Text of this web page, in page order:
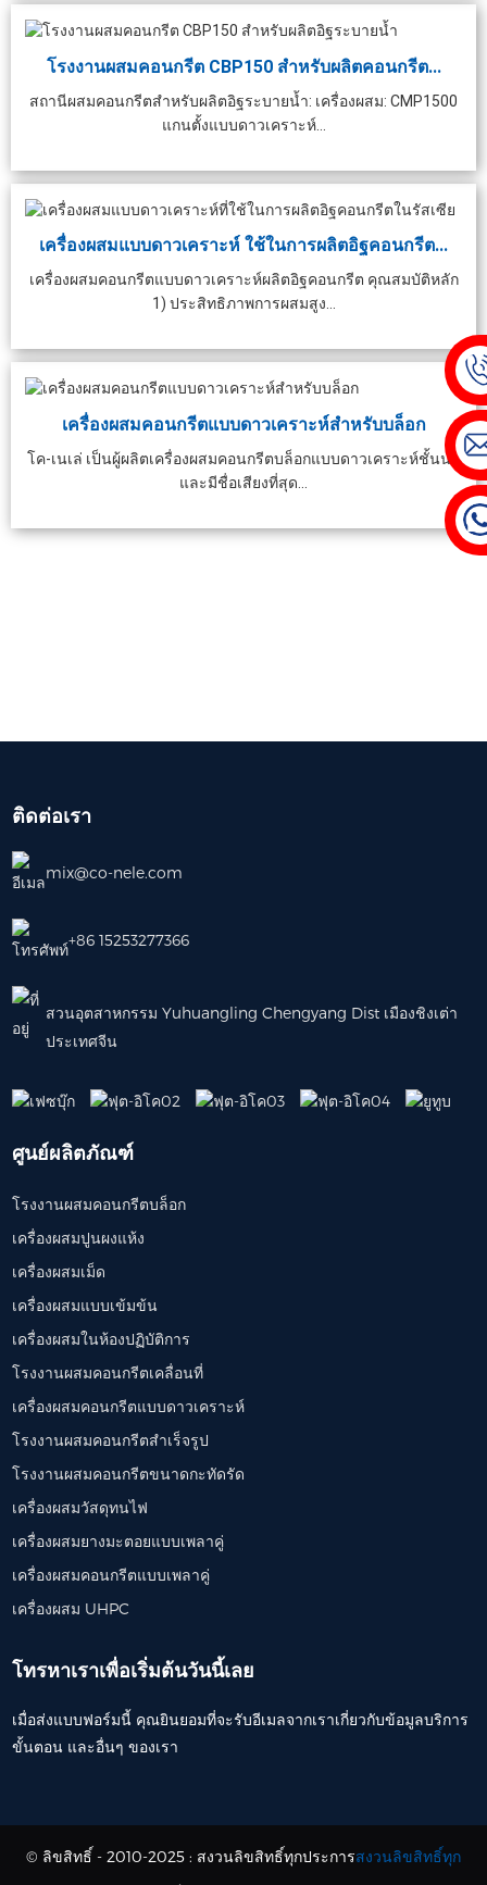
โรงงานผสมคอนกรีต CBP150 สำหรับผลิตคอนกรีต...
สถานีผสมคอนกรีตสำหรับผลิตอิฐระบายน้ำ: เครื่องผสม: CMP1500
แกนตั้งแบบดาวเคราะห์...
เครื่องผสมแบบดาวเคราะห์ ใช้ในการผลิตอิฐคอนกรีต...
เครื่องผสมคอนกรีตแบบดาวเคราะห์ผลิตอิฐคอนกรีต คุณสมบัติหลัก
1) ประสิทธิภาพการผสมสูง...
เครื่องผสมคอนกรีตแบบดาวเคราะห์สำหรับบล็อก
โค-เนเล่ เป็นผู้ผลิตเครื่องผสมคอนกรีตบล็อกแบบดาวเคราะห์ชั้นนำ
และมีชื่อเสียงที่สุด...
ติดต่อเรา
mix@co-nele.com
+86 15253277366
สวนอุตสาหกรรม Yuhuangling Chengyang Dist เมืองชิงเต่า
ประเทศจีน
ศูนย์ผลิตภัณฑ์
โรงงานผสมคอนกรีตบล็อก
เครื่องผสมปูนผงแห้ง
เครื่องผสมเม็ด
เครื่องผสมแบบเข้มข้น
เครื่องผสมในห้องปฏิบัติการ
โรงงานผสมคอนกรีตเคลื่อนที่
เครื่องผสมคอนกรีตแบบดาวเคราะห์
โรงงานผสมคอนกรีตสำเร็จรูป
โรงงานผสมคอนกรีตขนาดกะทัดรัด
เครื่องผสมวัสดุทนไฟ
เครื่องผสมยางมะตอยแบบเพลาคู่
เครื่องผสมคอนกรีตแบบเพลาคู่
เครื่องผสม UHPC
โทรหาเราเพื่อเริ่มต้นวันนี้เลย
เมื่อส่งแบบฟอร์มนี้ คุณยินยอมที่จะรับอีเมลจากเราเกี่ยวกับข้อมูลบริการ
ขั้นตอน และอื่นๆ ของเรา
© ลิขสิทธิ์ - 2010-2025 : สงวนลิขสิทธิ์ทุกประการสงวนลิขสิทธิ์ทุก
งานผสมคอนกรีตสำเร็จรูป
h | 1000 ...
เครื่องผสมคอนกรีตสำหรับห้องปฏิบัติ
การ